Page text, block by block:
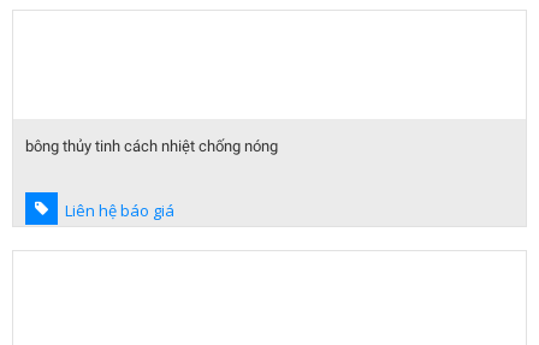
bông thủy tinh cách nhiệt chống nóng
Liên hệ báo giá